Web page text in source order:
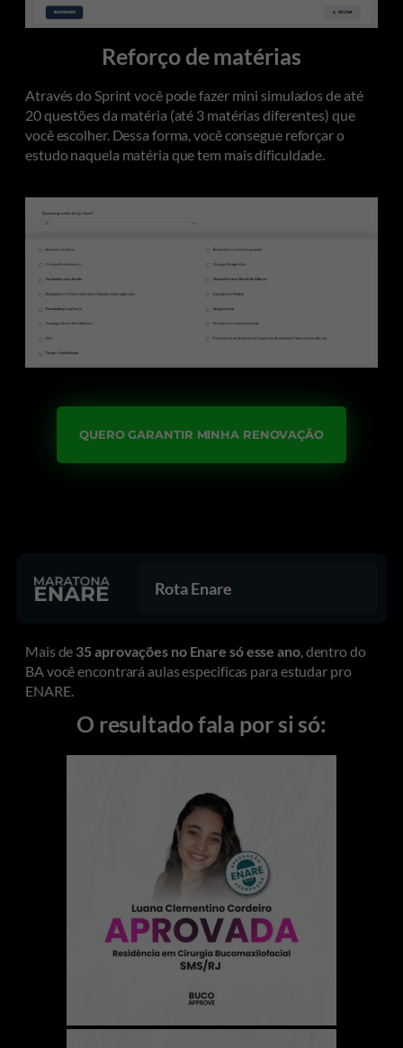
Reforço de matérias
Através do Sprint você pode fazer mini simulados de até
20 questões da matéria (até 3 matérias diferentes) que
você escolher. Dessa forma, você consegue reforçar o
estudo naquela matéria que tem mais dificuldade.
QUERO GARANTIR MINHA RENOVAÇÃO
Rota Enare
Mais de 35 aprovações no Enare só esse ano, dentro do
BA você encontrará aulas especificas para estudar pro
ENARE.
O resultado fala por si só: